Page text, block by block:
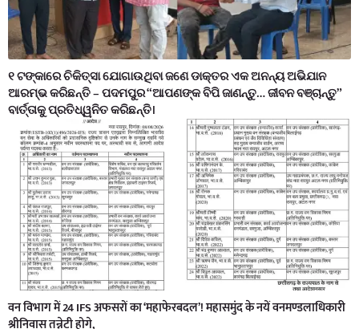
୧ ଟଙ୍କାରେ ଚିକିତ୍ସା ଯୋଗାଉଥିବା ଜଣେ ଡାକ୍ତର ଏକ ଅନନ୍ୟ ଅଭିଯାନ
ଆରମ୍ଭ କରିଛନ୍ତି – ପଦମପୁର “ଆପଣଙ୍କ ବିପି ଜାଣନ୍ତୁ… ଜୀବନ ବଞ୍ଚାନ୍ତୁ”
ବାର୍ତ୍ତାକୁ ପ୍ରତିଧ୍ୱନିତ କରିଛନ୍ତି।
वन विभाग में 24 IFS अफसरों का ‘महाफेरबदल’! महासमुंद के नयें वनमण्डलाधिकारी
श्रीनिवास तन्नेटी होगे,